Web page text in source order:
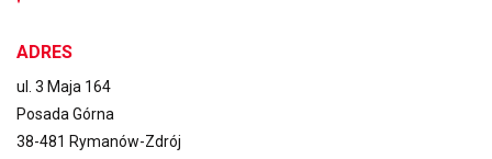
ADRES
ul. 3 Maja 164
Posada Górna
38-481 Rymanów-Zdrój